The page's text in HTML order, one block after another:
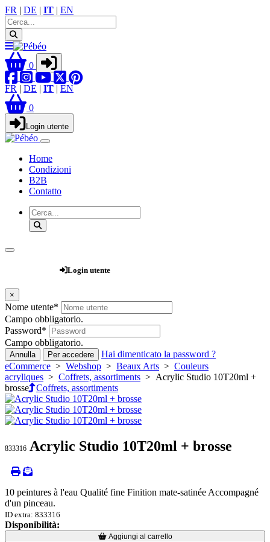
FR | DE | IT | EN
0
FR | DE | IT | EN
0
Login utente
Home
Condizioni
B2B
Contatto
Login utente
×
Nome utente*
Campo obbligatorio.
Password*
Campo obbligatorio.
Annulla Per accedere
Hai dimenticato la password ?
eCommerce > Webshop > Beaux Arts > Couleurs
acryliques > Coffrets, assortiments > Acrylic Studio 10T20ml +
brosse
Coffrets, assortiments
833316 Acrylic Studio 10T20ml + brosse
10 peintures à l'eau Qualité fine Finition mate-satinée Accompagné
d'un pinceau.
ID extra: 833316
Disponibilità:
Loading...
Loading... Aggiungi al carrello